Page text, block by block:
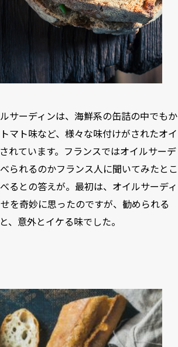
サーディンは、海鮮系の缶詰の中でもか
マト味など、様々な味付けがされたオイ
れています。フランスではオイルサーデ
られるのかフランス人に聞いてみたとこ
るとの答えが。最初は、オイルサーディ
を奇妙に思ったのですが、勧められる
、意外とイケる味でした。